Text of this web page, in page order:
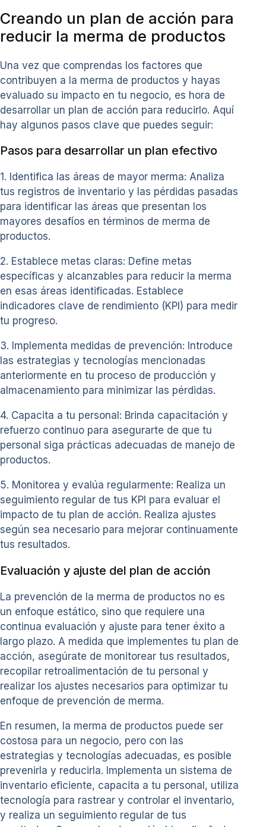
Creando un plan de acción para
reducir la merma de productos
Una vez que comprendas los factores que
contribuyen a la merma de productos y hayas
evaluado su impacto en tu negocio, es hora de
desarrollar un plan de acción para reducirlo. Aquí
hay algunos pasos clave que puedes seguir:
Pasos para desarrollar un plan efectivo
1. Identifica las áreas de mayor merma: Analiza
tus registros de inventario y las pérdidas pasadas
para identificar las áreas que presentan los
mayores desafíos en términos de merma de
productos.
2. Establece metas claras: Define metas
específicas y alcanzables para reducir la merma
en esas áreas identificadas. Establece
indicadores clave de rendimiento (KPI) para medir
tu progreso.
3. Implementa medidas de prevención: Introduce
las estrategias y tecnologías mencionadas
anteriormente en tu proceso de producción y
almacenamiento para minimizar las pérdidas.
4. Capacita a tu personal: Brinda capacitación y
refuerzo continuo para asegurarte de que tu
personal siga prácticas adecuadas de manejo de
productos.
5. Monitorea y evalúa regularmente: Realiza un
seguimiento regular de tus KPI para evaluar el
impacto de tu plan de acción. Realiza ajustes
según sea necesario para mejorar continuamente
tus resultados.
Evaluación y ajuste del plan de acción
La prevención de la merma de productos no es
un enfoque estático, sino que requiere una
continua evaluación y ajuste para tener éxito a
largo plazo. A medida que implementes tu plan de
acción, asegúrate de monitorear tus resultados,
recopilar retroalimentación de tu personal y
realizar los ajustes necesarios para optimizar tu
enfoque de prevención de merma.
En resumen, la merma de productos puede ser
costosa para un negocio, pero con las
estrategias y tecnologías adecuadas, es posible
prevenirla y reducirla. Implementa un sistema de
inventario eficiente, capacita a tu personal, utiliza
tecnología para rastrear y controlar el inventario,
y realiza un seguimiento regular de tus